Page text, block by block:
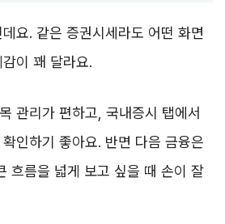
요. 같은 증권시세라도 어떤 화면
이 꽤 달라요.
관리가 편하고, 국내증시 탭에서
인하기 좋아요. 반면 다음 금융은
흐름을 넓게 보고 싶을 때 손이 잘